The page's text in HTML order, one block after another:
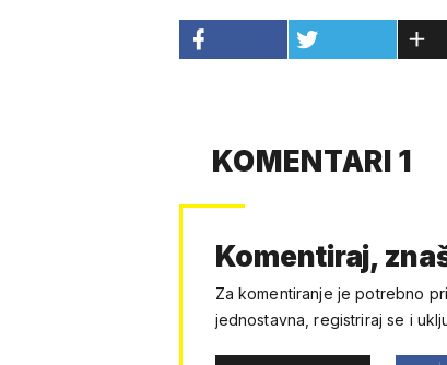
KOMENTARI 1
Komentiraj,
Za komentiranje je potrebno
jednostavna, registriraj se i